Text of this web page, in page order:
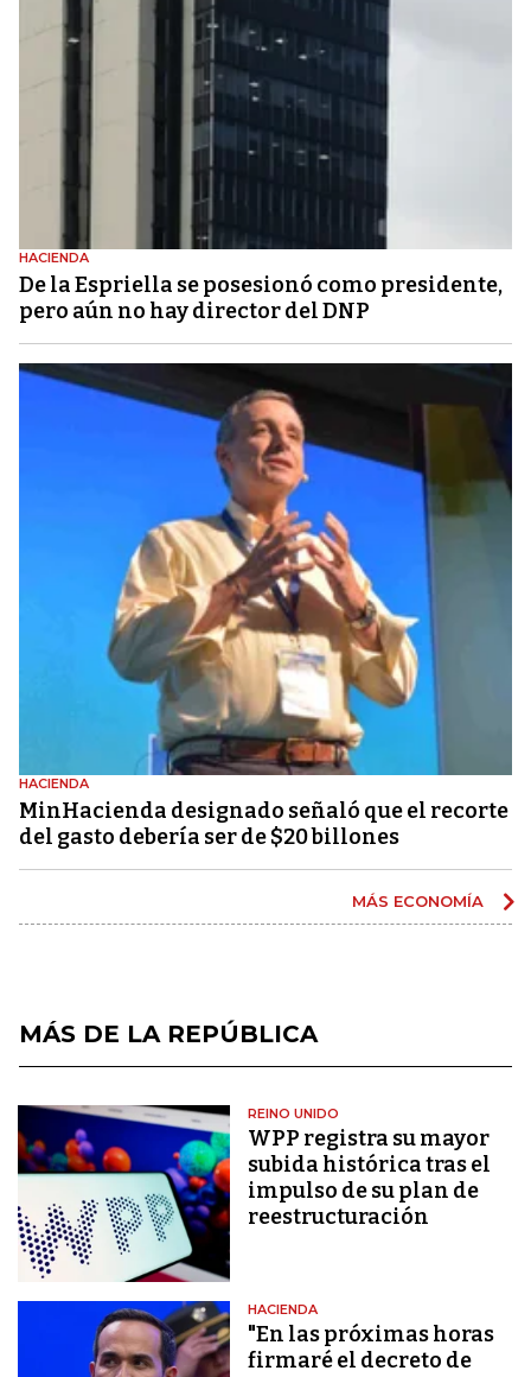
HACIENDA
De la Espriella se posesionó como presidente,
pero aún no hay director del DNP
HACIENDA
MinHacienda designado señaló que el recorte
del gasto debería ser de $20 billones
MÁS ECONOMÍA
MÁS DE LA REPÚBLICA
REINO UNIDO
WPP registra su mayor
subida histórica tras el
impulso de su plan de
reestructuración
HACIENDA
"En las próximas horas
firmaré el decreto de